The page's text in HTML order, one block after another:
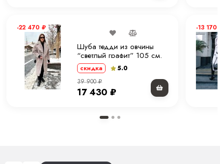
-22 470 ₽
Шуба тедди из овчины
“светлый графит” 105 см.
скидка
5.0
39 900₽
17 430 ₽
-13 170